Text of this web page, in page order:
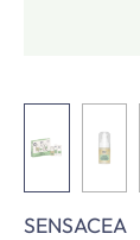
SENSACEA